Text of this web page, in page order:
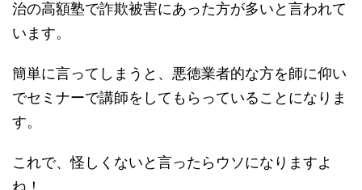
治の高額塾で詐欺被害にあった方が多いと言われて
います。
簡単に言ってしまうと、悪徳業者的な方を師に仰い
でセミナーで講師をしてもらっていることになりま
す。
これで、怪しくないと言ったらウソになりますよ
ね！